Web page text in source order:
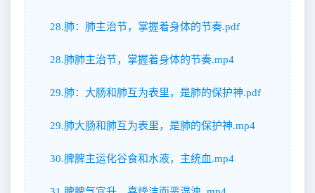
28.肺：肺主治节，掌握着身体的节奏.pdf
28.肺肺主治节，掌握着身体的节奏.mp4
29.肺：大肠和肺互为表里，是肺的保护神.pdf
29.肺大肠和肺互为表里，是肺的保护神.mp4
30.脾脾主运化谷食和水液，主统血.mp4